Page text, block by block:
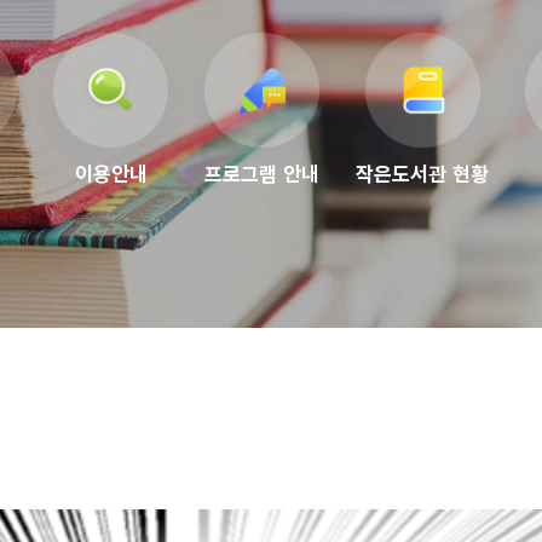
이용안내 프로그램 안내 작은도서관 현황